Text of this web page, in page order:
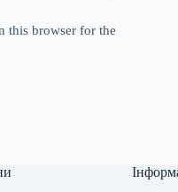
this browser for the